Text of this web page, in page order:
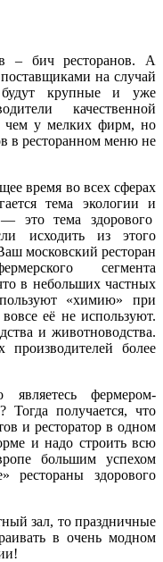
– бич ресторанов. А
на случай
крупные и уже
качественной
чем у мелких фирм, но
в ресторанном меню не
время во всех сферах
тема экологии и
это тема здорового
исходить из этого
московский ресторан
сегмента
в небольших частных
«химию» при
её не используют.
и животноводства.
производителей более
фермером-
Тогда получается, что
и ресторатор в одном
и надо строить всю
большим успехом
рестораны здорового
зал, то праздничные
в очень модном